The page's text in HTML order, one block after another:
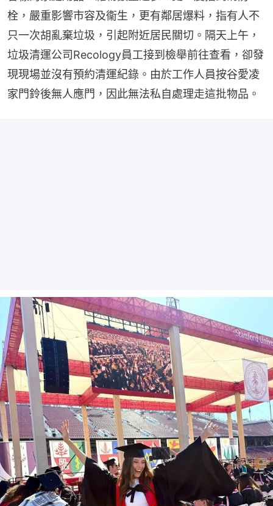
栓，嚴重影響市容及衞生，更有鄰居爆料，指有人不
只一次胡亂棄垃圾，引起附近居民關切。隔天上午，
垃圾清運公司Recology員工接到檢舉前往查看，卻發
現現場並沒有預約清運紀錄。由於工作人員按谷愛凌
家門鈴後無人應門，因此無法私自處理走這批物品。